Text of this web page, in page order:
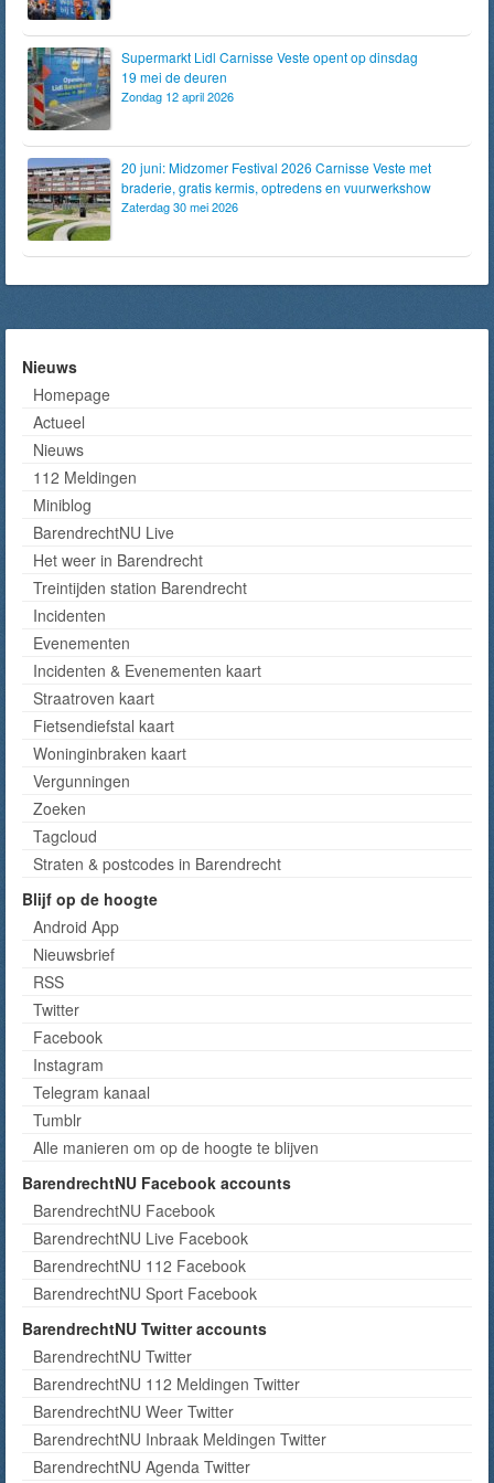
Supermarkt Lidl Carnisse Veste opent op dinsdag
19 mei de deuren
Zondag 12 april 2026
20 juni: Midzomer Festival 2026 Carnisse Veste met
braderie, gratis kermis, optredens en vuurwerkshow
Zaterdag 30 mei 2026
Nieuws
Homepage
Actueel
Nieuws
112 Meldingen
Miniblog
BarendrechtNU Live
Het weer in Barendrecht
Treintijden station Barendrecht
Incidenten
Evenementen
Incidenten & Evenementen kaart
Straatroven kaart
Fietsendiefstal kaart
Woninginbraken kaart
Vergunningen
Zoeken
Tagcloud
Straten & postcodes in Barendrecht
Blijf op de hoogte
Android App
Nieuwsbrief
RSS
Twitter
Facebook
Instagram
Telegram kanaal
Tumblr
Alle manieren om op de hoogte te blijven
BarendrechtNU Facebook accounts
BarendrechtNU Facebook
BarendrechtNU Live Facebook
BarendrechtNU 112 Facebook
BarendrechtNU Sport Facebook
BarendrechtNU Twitter accounts
BarendrechtNU Twitter
BarendrechtNU 112 Meldingen Twitter
BarendrechtNU Weer Twitter
BarendrechtNU Inbraak Meldingen Twitter
BarendrechtNU Agenda Twitter